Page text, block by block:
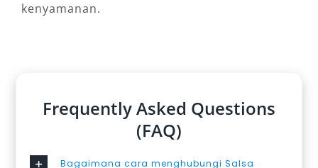
kenyamanan.
Frequently Asked Questions
(FAQ)
Bagaimana cara menghubungi Salsa